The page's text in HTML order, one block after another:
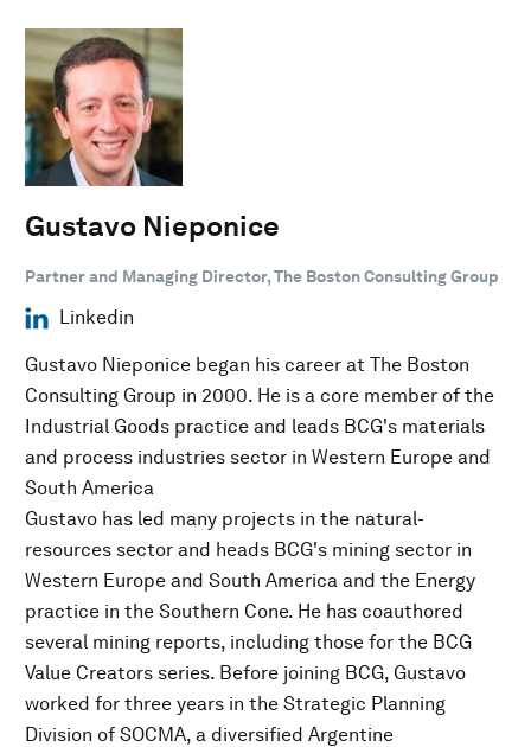
Gustavo Nieponice
Partner and Managing Director, The Boston Consulting Group
Linkedin
Gustavo Nieponice began his career at The Boston
Consulting Group in 2000. He is a core member of the
Industrial Goods practice and leads BCG's materials
and process industries sector in Western Europe and
South America
Gustavo has led many projects in the natural-
resources sector and heads BCG's mining sector in
Western Europe and South America and the Energy
practice in the Southern Cone. He has coauthored
several mining reports, including those for the BCG
Value Creators series. Before joining BCG, Gustavo
worked for three years in the Strategic Planning
Division of SOCMA, a diversified Argentine